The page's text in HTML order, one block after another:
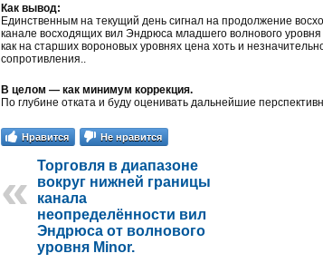
Как вывод:
Единственным на текущий день сигнал на продолжение
канале восходящих вил Эндрюса младшего волнового уровня
как на старших вороновых уровнях цена хоть и
сопротивления..
В целом — как минимум коррекция.
По глубине отката и буду оценивать дальнейшие
Нравится Не нравится
Торговля в диапазоне
вокруг нижней границы
канала
неопределённости вил
Эндрюса от волнового
уровня Minor.